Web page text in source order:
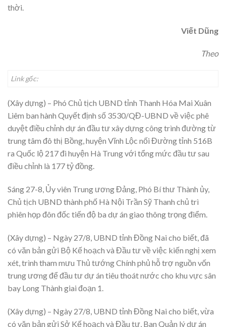
thời.
Viết Dũng
Theo
Link gốc:
(Xây dựng) – Phó Chủ tịch UBND tỉnh Thanh Hóa Mai Xuân
Liêm ban hành Quyết định số 3530/QĐ-UBND về việc phê
duyệt điều chỉnh dự án đầu tư xây dựng công trình đường từ
trung tâm đô thị Bồng, huyện Vĩnh Lộc nối Đường tỉnh 516B
ra Quốc lộ 217 đi huyện Hà Trung với tổng mức đầu tư sau
điều chỉnh là 177 tỷ đồng.
Sáng 27-8, Ủy viên Trung ương Đảng, Phó Bí thư Thành ủy,
Chủ tịch UBND thành phố Hà Nội Trần Sỹ Thanh chủ trì
phiên họp đôn đốc tiến độ ba dự án giao thông trọng điểm.
(Xây dựng) – Ngày 27/8, UBND tỉnh Đồng Nai cho biết, đã
có văn bản gửi Bộ Kế hoạch và Đầu tư về việc kiến nghị xem
xét, trình tham mưu Thủ tướng Chính phủ hỗ trợ nguồn vốn
trung ương để đầu tư dự án tiêu thoát nước cho khu vực sân
bay Long Thành giai đoạn 1.
(Xây dựng) – Ngày 27/8, UBND tỉnh Đồng Nai cho biết, vừa
có văn bản gửi Sở Kế hoạch và Đầu tư, Ban Quản lý dự án